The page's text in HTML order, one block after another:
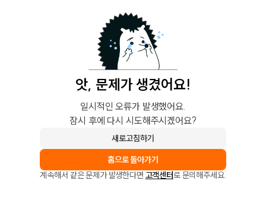
앗, 문제가 생겼어요!
일시적인 오류가 발생했어요.
잠시 후에 다시 시도해주시겠어요?
새로고침하기
홈으로 돌아가기
계속해서 같은 문제가 발생한다면 고객센터로 문의해주세요.